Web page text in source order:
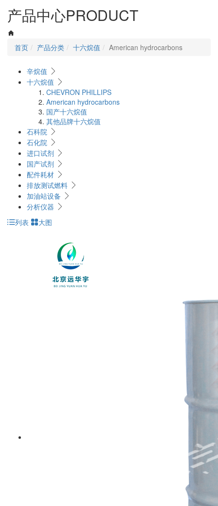
产品中心PRODUCT
首页 产品分类 十六烷值 American hydrocarbons
辛烷值
十六烷值
CHEVRON PHILLIPS
American hydrocarbons
国产十六烷值
其他品牌十六烷值
石科院
石化院
进口试剂
国产试剂
配件耗材
排放测试燃料
加油站设备
分析仪器
列表
大图